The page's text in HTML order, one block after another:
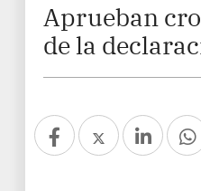
Aprueban
de la